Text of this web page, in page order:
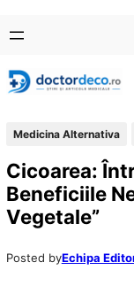
conținut
content
Medicina Alternativa
Cicoarea:
Beneficiile
Vegetale”
Posted byEchipa